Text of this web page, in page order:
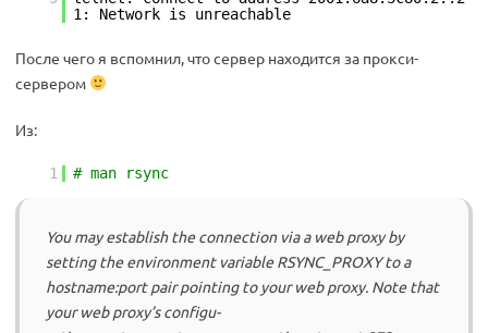
1: Network is unreachable
После чего я вспомнил, что сервер находится за прокси-
сервером
Из:
1 # man rsync
You may establish the connection via a web proxy by
setting the environment variable RSYNC_PROXY to a
hostname:port pair pointing to your web proxy. Note that
your web proxy’s configu-